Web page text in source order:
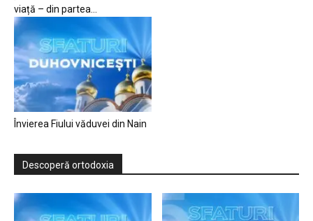
viață – din partea...
Învierea Fiului văduvei din Nain
Descoperă ortodoxia